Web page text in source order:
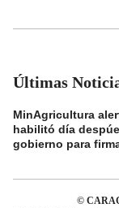
Últimas
MinAgricultura
habilitó día
gobierno para
©